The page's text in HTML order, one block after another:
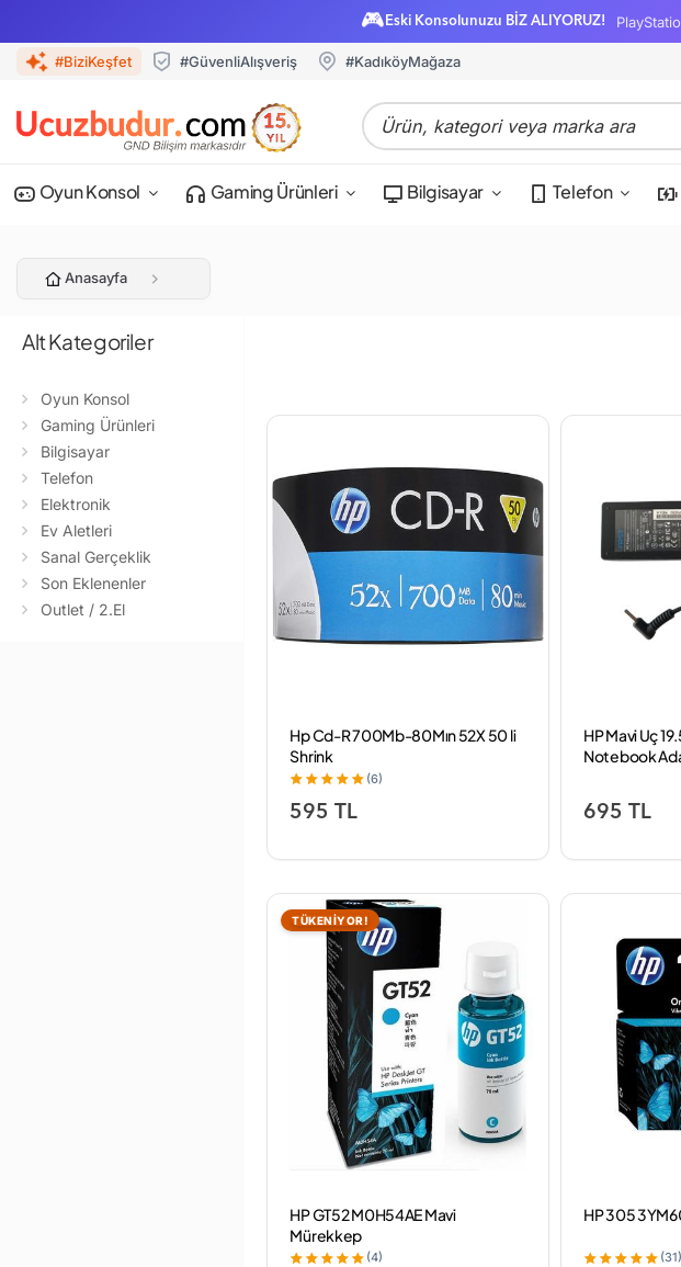
🎮 Eski Konsolunuzu BİZ ALIYORUZ!
#BiziKeşfet #GüvenliAlışveriş #KadıköyMağaza
Oyun Konsol Gaming Ürünleri Bilgisayar Telefon
Anasayfa
Alt Kategoriler
Oyun Konsol
Gaming Ürünleri
Bilgisayar
Telefon
Elektronik
Ev Aletleri
Sanal Gerçeklik
Son Eklenenler
Outlet / 2.El
Hp Cd-R 700Mb-80Mın 52X 50 li
Shrink
(6)
595 TL
HP Mavi Uç
Notebook
695 TL
TÜKENİYOR!
HP GT52 M0H54AE Mavi
Mürekkep
(4)
HP 305
(31)